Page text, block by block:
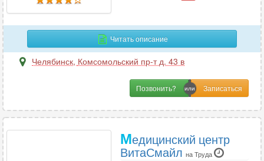
Читать описание
Челябинск, Комсомольский пр-т д. 43 в
Позвонить?
Медицинский центр
ВитаСмайл на Труда